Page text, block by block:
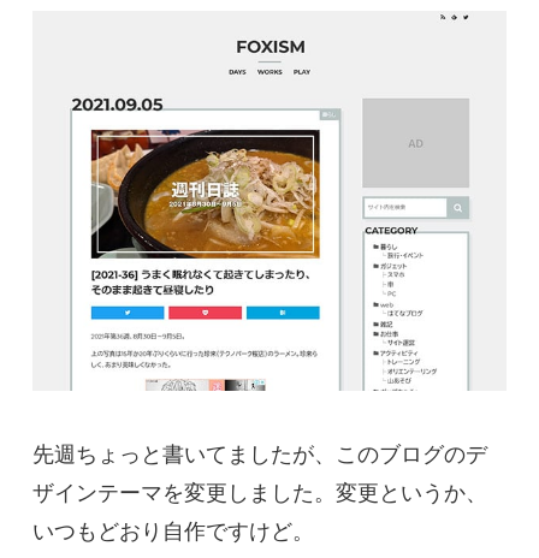
先週ちょっと書いてましたが、このブログのデ
ザインテーマを変更しました。変更というか、
いつもどおり自作ですけど。